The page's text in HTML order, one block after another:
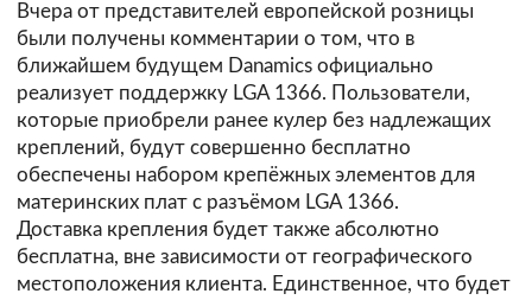
Вчера от представителей европейской розницы
были получены комментарии о том, что в
ближайшем будущем Danamics официально
реализует поддержку LGA 1366. Пользователи,
которые приобрели ранее кулер без надлежащих
креплений, будут совершенно бесплатно
обеспечены набором крепёжных элементов для
материнских плат с разъёмом LGA 1366.
Доставка крепления будет также абсолютно
бесплатна, вне зависимости от географического
местоположения клиента. Единственное, что будет